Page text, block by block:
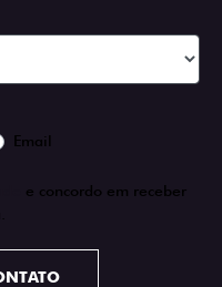
Email
e concordo em receber